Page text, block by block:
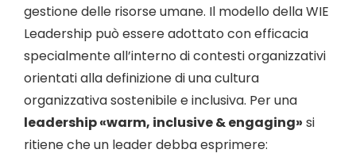
gestione delle risorse umane. Il modello della WIE
Leadership può essere adottato con efficacia
specialmente all’interno di contesti organizzativi
orientati alla definizione di una cultura
organizzativa sostenibile e inclusiva. Per una
leadership «warm, inclusive & engaging» si
ritiene che un leader debba esprimere: